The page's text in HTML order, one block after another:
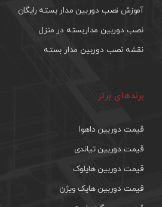
آموزش نصب دوربین مدار بسته رایگان
نصب دوربین مداربسته در منزل
نقشه نصب دوربین مدار بسته
برندهای برتر
قیمت دوربین داهوا
قیمت دوربین تیاندی
قیمت دوربین هایلوک
قیمت دوربین هایک ویژن